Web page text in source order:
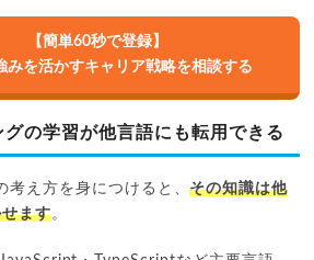
【簡単60秒で登録】
みを活かすキャリア戦略を相談する
の学習が他言語にも転用できる
考え方を身につけると、その知識は他
ます。